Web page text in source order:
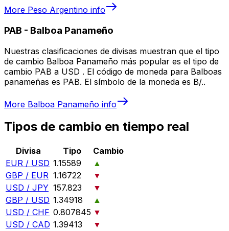
More Peso Argentino info
PAB - Balboa Panameño
Nuestras clasificaciones de divisas muestran que el tipo
de cambio Balboa Panameño más popular es el tipo de
cambio PAB a USD . El código de moneda para Balboas
panameñas es PAB. El símbolo de la moneda es B/..
More Balboa Panameño info
Tipos de cambio en tiempo real
Divisa Tipo
Cambio
EUR / USD 1.15589
▲
GBP / EUR 1.16722
▼
USD / JPY 157.823
▼
GBP / USD 1.34918
▲
USD / CHF 0.807845 ▼
USD / CAD 1.39413
▼